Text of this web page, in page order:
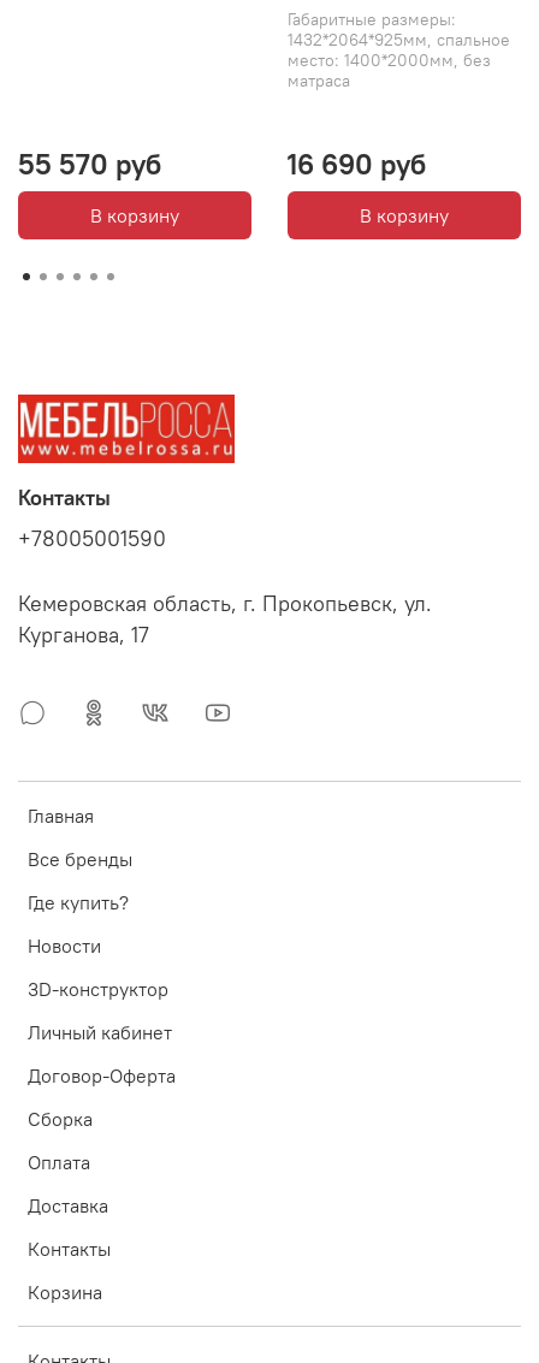
55 570 руб
В корзину
Габаритные размеры:
1432*2064*925мм, спальное
место: 1400*2000мм, без
матраса
16 690 руб
В корзину
Главная
Все бренды
Где купить?
Новости
3D-конструктор
Личный кабинет
Договор-Оферта
Сборка
Оплата
Доставка
Контакты
Корзина
Контакты
+78005001590
Кемеровская область, г. Прокопьевск, ул.
Курганова, 17